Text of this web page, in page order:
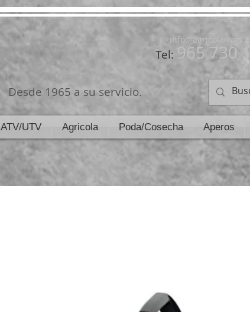
Desde 1965 a su servicio.
Tel: 965 730
ATV/UTV Agricola Poda/Cosecha Aperos